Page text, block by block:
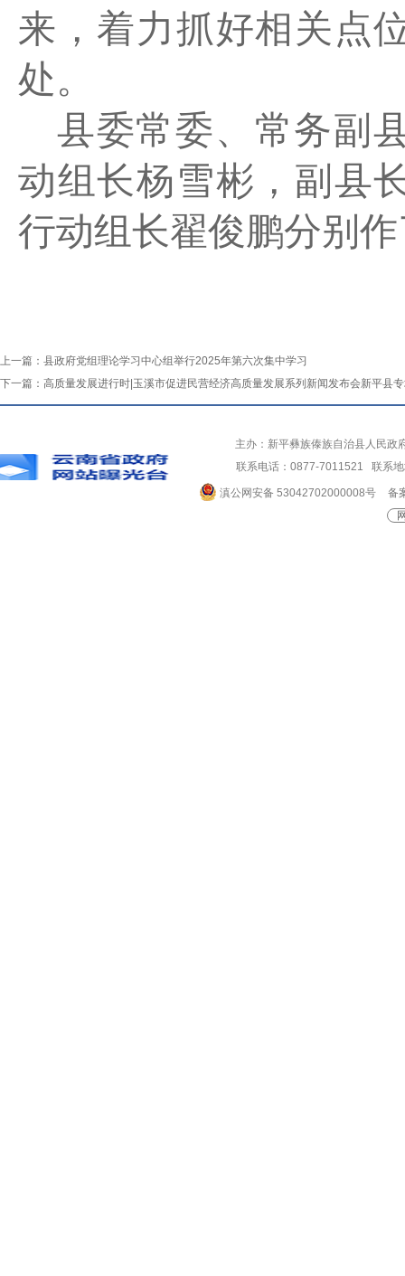
来，着力抓好相关点
处。
县委常委、常务副
动组长杨雪彬，副县
行动组长翟俊鹏分别
上一篇： 县政府党组理论学习中心组举行2025年第六次集中学习
下一篇： 高质量发展进行时|玉溪市促进民营经济高质量发展系列新闻发布会新平县
主办：新平彝族傣族自治县人民
联系电话：0877-7011521 联系
滇公网安备 53042702000008号
备